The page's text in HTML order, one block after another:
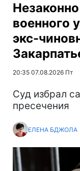
военного
экс-
20:35 07.08.2026 Пт
Суд избрал
пресечения
ЕЛЕНА БДЖОЛА